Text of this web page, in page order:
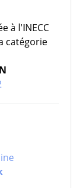
à l'INECC
catégorie